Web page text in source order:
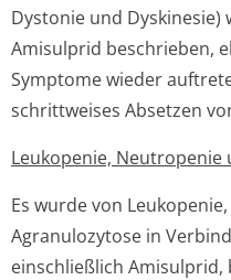
Dystonie und
Amisulprid beschrieben,
Symptome wieder
schrittweises Absetzen
Leukopenie, Neutropenie
Es wurde von
Agranulozytose in
einschließlich